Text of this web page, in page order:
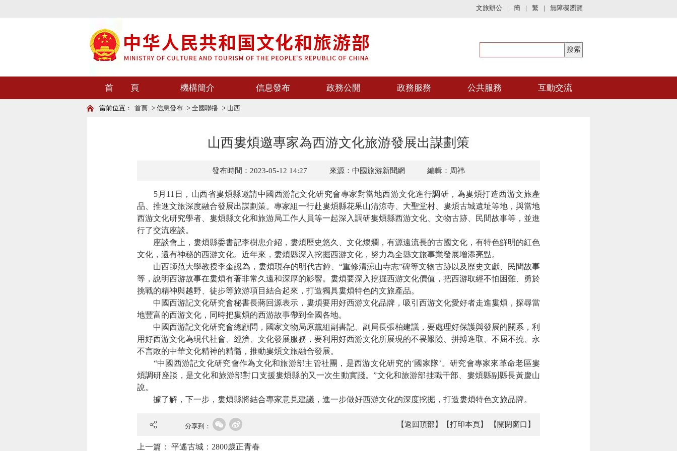
文旅辦公 | 簡 | 繁 | 無障礙瀏覽
首 頁 機構簡介 信息發布 政務公開 政務服務 公共服務 互動交流
當前位置： 首頁 > 信息發布 > 全國聯播 > 山西
山西婁煩邀專家為西游文化旅游發展出謀劃策
發布時間：2023-05-12 14:27 來源：中國旅游新聞網 編輯：周祎
5月11日，山西省婁煩縣邀請中國西游記文化研究會專家對當地西游文化進行調研，為婁煩打造西游文旅產
品、推進文旅深度融合發展出謀劃策。專家組一行赴婁煩縣花果山清涼寺、大聖堂村、婁煩古城遺址等地，與當地
西游文化研究學者、婁煩縣文化和旅游局工作人員等一起深入調研婁煩縣西游文化、文物古跡、民間故事等，並進
行了交流座談。
座談會上，婁煩縣委書記李樹忠介紹，婁煩歷史悠久、文化燦爛，有源遠流長的古國文化，有特色鮮明的紅色
文化，還有神秘的西游文化。近年來，婁煩縣深入挖掘西游文化，努力為全縣文旅事業發展增添亮點。
山西師范大學教授李奎認為，婁煩現存的明代古鐘、“重修清涼山寺志”碑等文物古跡以及歷史文獻、民間故事
等，說明西游故事在婁煩有著非常久遠和深厚的影響。婁煩要深入挖掘西游文化價值，把西游取經不怕困難、勇於
挑戰的精神與越野、徒步等旅游項目結合起來，打造獨具婁煩特色的文旅產品。
中國西游記文化研究會秘書長蔣回源表示，婁煩要用好西游文化品牌，吸引西游文化愛好者走進婁煩，探尋當
地豐富的西游文化，同時把婁煩的西游故事帶到全國各地。
中國西游記文化研究會總顧問，國家文物局原黨組副書記、副局長張柏建議，要處理好保護與發展的關系，利
用好西游文化為現代社會、經濟、文化發展服務，要利用好西游文化所展現的不畏艱險、拼搏進取、不屈不撓、永
不言敗的中華文化精神的精髓，推動婁煩文旅融合發展。
“中國西游記文化研究會作為文化和旅游部主管社團，是西游文化研究的‘國家隊’。研究會專家來革命老區婁
煩調研座談，是文化和旅游部對口支援婁煩縣的又一次生動實踐。”文化和旅游部挂職干部、婁煩縣副縣長黃慶山
說。
據了解，下一步，婁煩縣將結合專家意見建議，進一步做好西游文化的深度挖掘，打造婁煩特色文旅品牌。
分享到： 【返回頂部】 【打印本頁】 【關閉窗口】
上一篇： 平遙古城：2800歲正青春